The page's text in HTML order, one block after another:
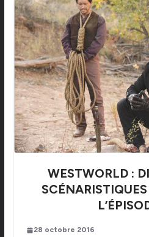
WESTWORLD :
28 octobre 2016